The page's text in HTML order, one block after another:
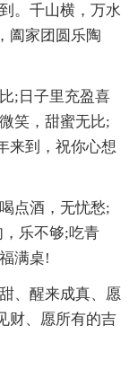
。千山横，万水
阖家团圆乐陶
;日子里充盈喜
笑，甜蜜无比;
来到，祝你心想
点酒，无忧愁;
乐不够;吃青
满桌!
、醒来成真、愿
财、愿所有的吉